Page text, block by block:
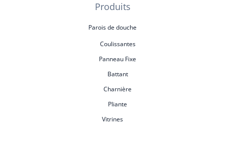
Produits
Parois de douche
Coulissantes
Panneau Fixe
Battant
Charnière
Pliante
Vitrines